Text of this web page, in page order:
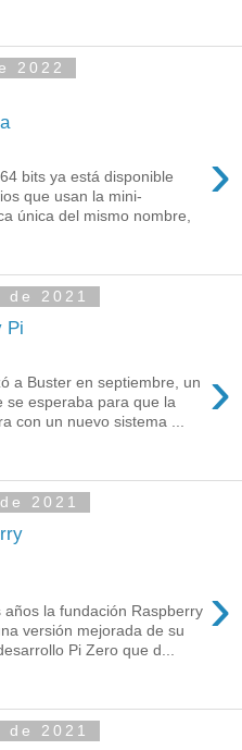
2022
›
bits ya está disponible
que usan la mini-
única del mismo nombre,
de 2021
Pi
›
a Buster en septiembre, un
se esperaba para que la
con un nuevo sistema ...
2021
›
años la fundación Raspberry
versión mejorada de su
Pi Zero que d...
de 2021